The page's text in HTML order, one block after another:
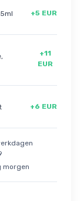
+5 EUR
+11
EUR
+6 EUR
morgen